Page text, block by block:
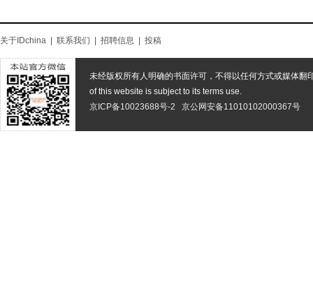
关于IDchina 联系我们 招聘信息 投稿
未经版权所有人明确的书面许可，不得以任何方式或媒体翻
of this website is subject to its terms use.
京ICP备10023688号-2
京公网安备11010102000367号